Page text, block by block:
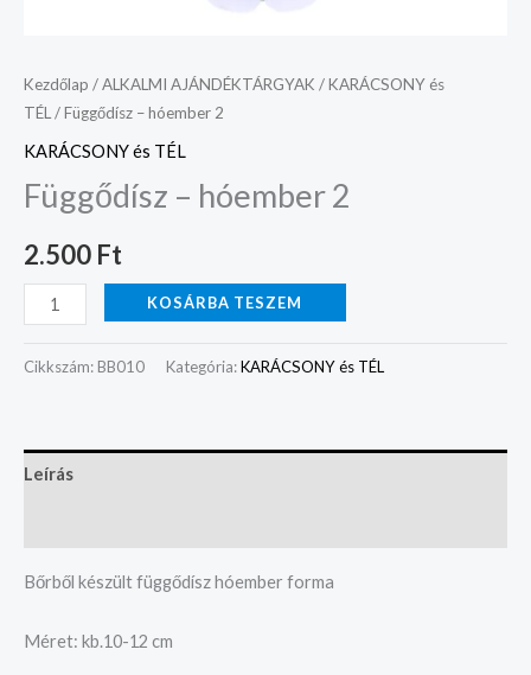
Kezdőlap /ALKALMI AJÁNDÉKTÁRGYAK /KARÁCSONY és
TÉL/ Függődísz – hóember 2
KARÁCSONY és TÉL
Függődísz – hóember 2
2.500 Ft
KOSÁRBA TESZEM
Cikkszám: BB010 Kategória:KARÁCSONY és TÉL
Leírás
Bőrből készült függődísz hóember forma
Méret: kb.10-12 cm